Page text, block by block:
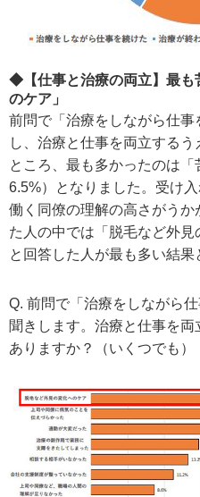
◆【仕事と治療の両立】最も
のケア」
前問で「治療をしながら仕
し、治療と仕事を両立する
ところ、最も多かったのは
6.5%）となりました。受け
働く同僚の理解の高さがう
た人の中では「脱毛など外見
と回答した人が最も多い結果
Q. 前問で「治療をしながら
聞きします。治療と仕事を
ありますか？（いくつでも）